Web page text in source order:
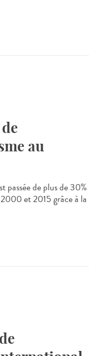
au
passée de plus de 30%
et 2015 grâce à la